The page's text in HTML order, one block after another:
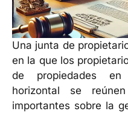
Una junta de
en la que los
de propiedades en
horizontal se
importantes sobre la